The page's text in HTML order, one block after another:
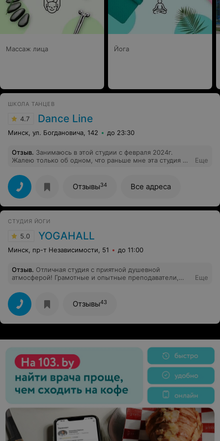
Массаж лица Йога
ШКОЛА ТАНЦЕВ
4.7 Dance Line
Минск, ул. Богдановича, 142 до 23:30
Отзыв. Занимаюсь в этой студии с февраля 2024г.
Жалею только об одном, что раньше мне эта студия не
своего дела, подходят с душой, упор на технику, что
большая редкость. Научат танцевать любого.
Дружелюбная атмосфера.
Еще
Отзывы34 Все адреса
СТУДИЯ ЙОГИ
5.0 YOGAHALL
Минск, пр-т Независимости, 51 до 11:00
Отзыв. Отличная студия с приятной душевной
атмосферой! Грамотные и опытные преподаватели,
разными направлениями йоги и выбрать то, которое
подходит именно Вам! Определенно рекомендую! С
пользой для души и тела)
Еще
Отзывы43